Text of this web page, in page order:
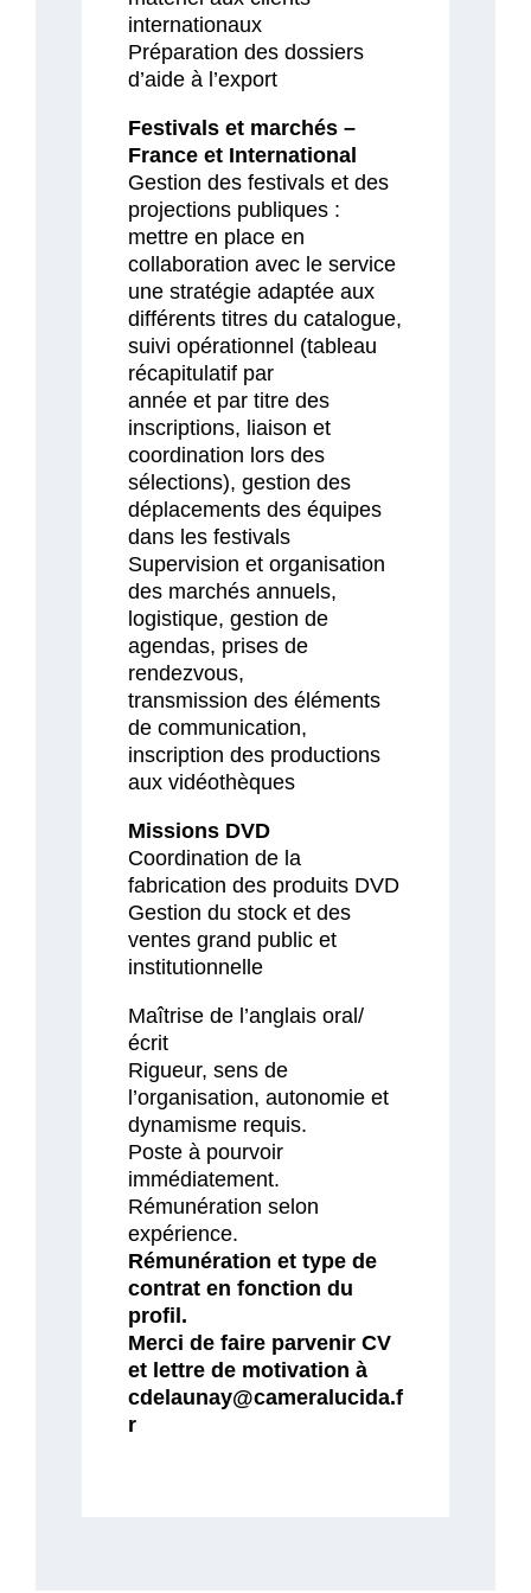
internationaux
Préparation des dossiers
d’aide à l’export
Festivals et marchés –
France et International
Gestion des festivals et des
projections publiques :
mettre en place en
collaboration avec le service
une stratégie adaptée aux
différents titres du catalogue,
suivi opérationnel (tableau
récapitulatif par
année et par titre des
inscriptions, liaison et
coordination lors des
sélections), gestion des
déplacements des équipes
dans les festivals
Supervision et organisation
des marchés annuels,
logistique, gestion de
agendas, prises de
rendezvous,
transmission des éléments
de communication,
inscription des productions
aux vidéothèques
Missions DVD
Coordination de la
fabrication des produits DVD
Gestion du stock et des
ventes grand public et
institutionnelle
Maîtrise de l’anglais oral/
écrit
Rigueur, sens de
l’organisation, autonomie et
dynamisme requis.
Poste à pourvoir
immédiatement.
Rémunération selon
expérience.
Rémunération et type de
contrat en fonction du
profil.
Merci de faire parvenir CV
et lettre de motivation à
cdelaunay@cameralucida.f
r